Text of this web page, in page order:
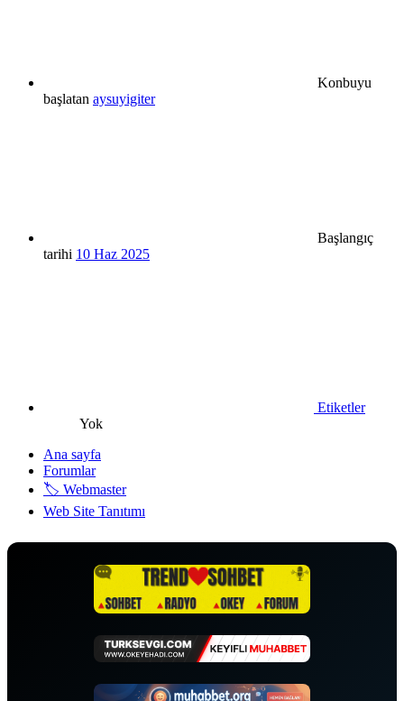
Konbuyu
başlatan aysuyigiter
Başlangıç
tarihi 10 Haz 2025
Etiketler
Yok
Ana sayfa
Forumlar
🏷️ Webmaster
Web Site Tanıtımı